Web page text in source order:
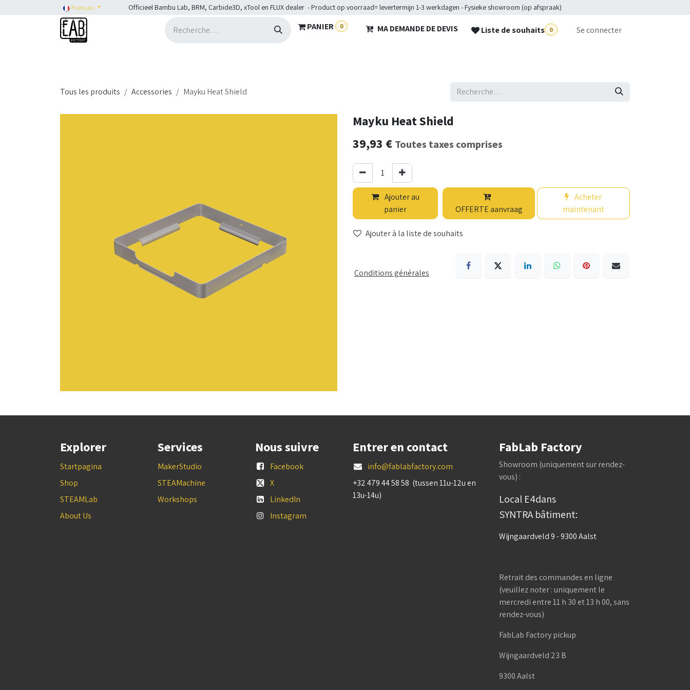
Se rendre au contenuFrançais Officieel Bambu Lab, BRM, Carbide3D, xTool en FLUX dealer - Product op voorraad= levertermijn 1-3 werkdagen - Fysieke showroom (op afspraak)
PANIER 0 MA DEMANDE DE DEVIS Liste de souhaits 0 Se connecter
Tous les produits Accessories Mayku Heat Shield
Mayku Heat Shield
39,93 € Toutes taxes comprises
Ajouter au
panier
OFFERTE aanvraag
Acheter
maintenant
Ajouter à la liste de souhaits
Conditions générales
Explorer
Startpagina
Shop
STEAMLab
About Us
Services
MakerStudio
STEAMachine
Workshops
Nous suivre
Facebook
X
LinkedIn
Instagram
Entrer en contact
info@fablabfactory.com
+32 479 44 58 58 (tussen 11u-12u en
13u-14u)
FabLab Factory
Showroom (uniquement sur rendez-
vous) :
Local E4dans
SYNTRA bâtiment:
Wijngaardveld 9 - 9300 Aalst
Retrait des commandes en ligne
(veuillez noter : uniquement le
mercredi entre 11 h 30 et 13 h 00, sans
rendez-vous)
FabLab Factory pickup
Wijngaardveld 23 B
9300 Aalst